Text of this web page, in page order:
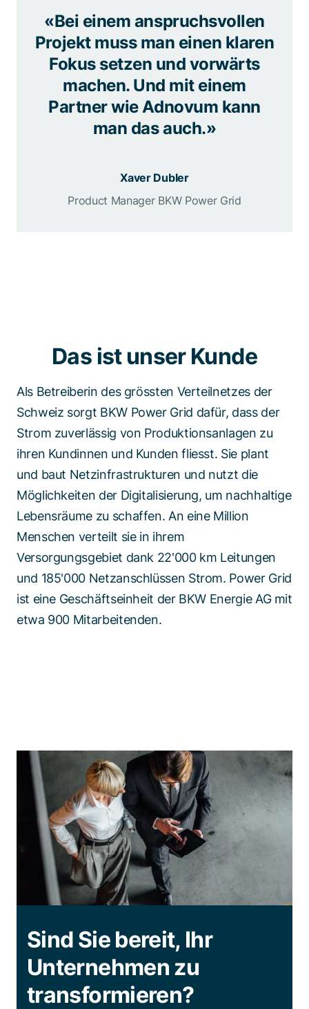
«Bei einem anspruchsvollen
Projekt muss man einen klaren
Fokus setzen und vorwärts
machen. Und mit einem
Partner wie Adnovum kann
man das auch.»
Xaver Dubler
Product Manager BKW Power Grid
Das ist unser Kunde
Als Betreiberin des grössten Verteilnetzes der
Schweiz sorgt BKW Power Grid dafür, dass der
Strom zuverlässig von Produktionsanlagen zu
ihren Kundinnen und Kunden fliesst. Sie plant
und baut Netzinfrastrukturen und nutzt die
Möglichkeiten der Digitalisierung, um nachhaltige
Lebensräume zu schaffen. An eine Million
Menschen verteilt sie in ihrem
Versorgungsgebiet dank 22'000 km Leitungen
und 185'000 Netzanschlüssen Strom. Power Grid
ist eine Geschäftseinheit der BKW Energie AG mit
etwa 900 Mitarbeitenden.
Sind Sie bereit, Ihr
Unternehmen zu
transformieren?